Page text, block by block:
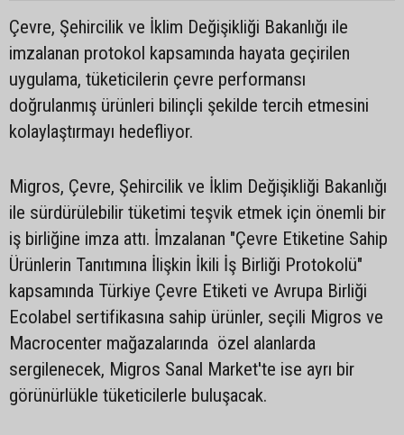
Çevre, Şehircilik ve İklim Değişikliği Bakanlığı ile
imzalanan protokol kapsamında hayata geçirilen
uygulama, tüketicilerin çevre performansı
doğrulanmış ürünleri bilinçli şekilde tercih etmesini
kolaylaştırmayı hedefliyor.
Migros, Çevre, Şehircilik ve İklim Değişikliği Bakanlığı
ile sürdürülebilir tüketimi teşvik etmek için önemli bir
iş birliğine imza attı. İmzalanan "Çevre Etiketine Sahip
Ürünlerin Tanıtımına İlişkin İkili İş Birliği Protokolü"
kapsamında Türkiye Çevre Etiketi ve Avrupa Birliği
Ecolabel sertifikasına sahip ürünler, seçili Migros ve
Macrocenter mağazalarında özel alanlarda
sergilenecek, Migros Sanal Market'te ise ayrı bir
görünürlükle tüketicilerle buluşacak.